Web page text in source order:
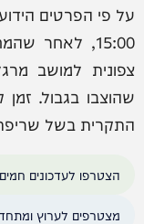
על פי הפרטים
15:00, לאחר
צפונית למושב
שהוצבו בגבול.
התקרית בשל
הצטרפו לעדכונים
מצטרפים לערוץ